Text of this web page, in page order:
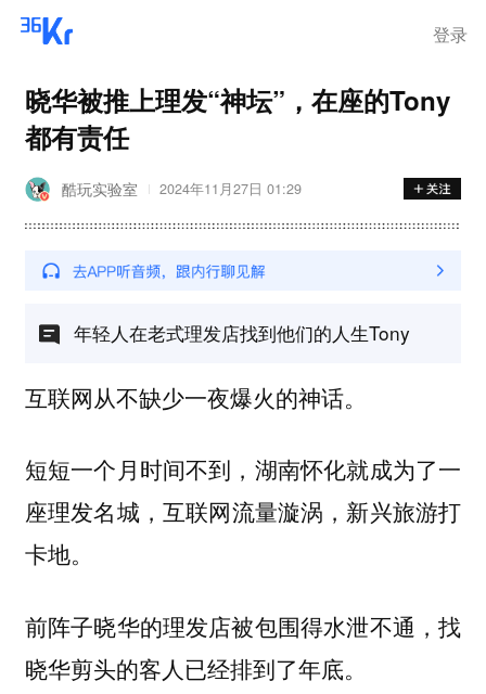
登录
晓华被推上理发“神坛”，在座的Tony
都有责任
酷玩实验室 2024年11月27日 01:29
年轻人在老式理发店找到他们的人生Tony
互联网从不缺少一夜爆火的神话。
短短一个月时间不到，湖南怀化就成为了一
座理发名城， 互联网流量漩涡，新兴旅游打
卡地。
前阵子晓华的理发店被包围得水泄不通，找
晓华剪头的客人已经排到了年底。